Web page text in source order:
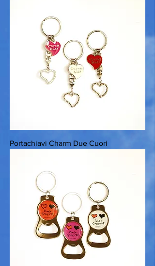
Portachiavi Charm Due Cuori